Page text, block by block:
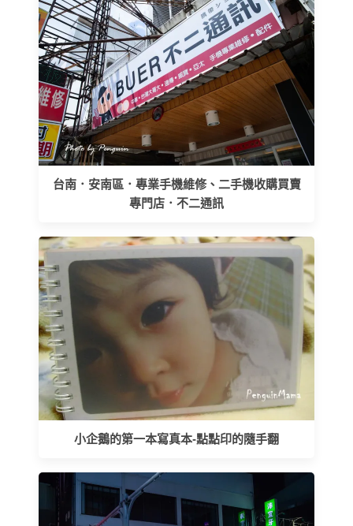
台南．安南區．專業手機維修、二手機收購買賣
專門店．不二通訊
小企鵝的第一本寫真本-點點印的隨手翻